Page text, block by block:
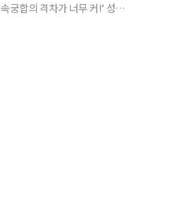
의 격차가 너무 커!’ 성인